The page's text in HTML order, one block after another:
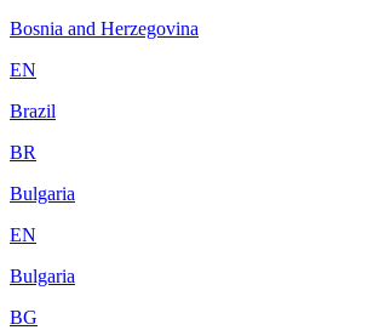
Bosnia and Herzegovina
EN
Brazil
BR
Bulgaria
EN
Bulgaria
BG